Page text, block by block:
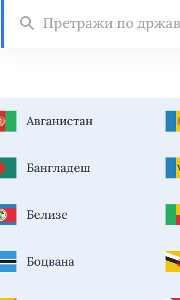
држави
Авганистан
Бангладеш
Белизе
Боцвана